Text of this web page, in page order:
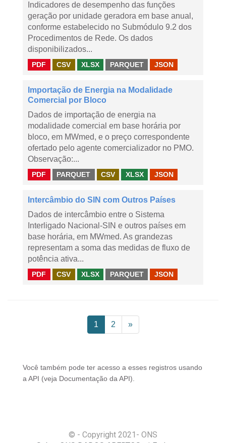
Indicadores de desempenho das funções
geração por unidade geradora em base anual,
conforme estabelecido no Submódulo 9.2 dos
Procedimentos de Rede. Os dados
disponibilizados...
PDF CSV XLSX PARQUET JSON
Importação de Energia na Modalidade
Comercial por Bloco
Dados de importação de energia na
modalidade comercial em base horária por
bloco, em MWmed, e o preço correspondente
ofertado pelo agente comercializador no PMO.
Observação:...
PDF PARQUET CSV XLSX JSON
Intercâmbio do SIN com Outros Países
Dados de intercâmbio entre o Sistema
Interligado Nacional-SIN e outros países em
base horária, em MWmed. As grandezas
representam a soma das medidas de fluxo de
potência ativa...
PDF CSV XLSX PARQUET JSON
1 2 »
Você também pode ter acesso a esses registros usando
a API (veja Documentação da API ).
© - Copyright 2021 - ONS